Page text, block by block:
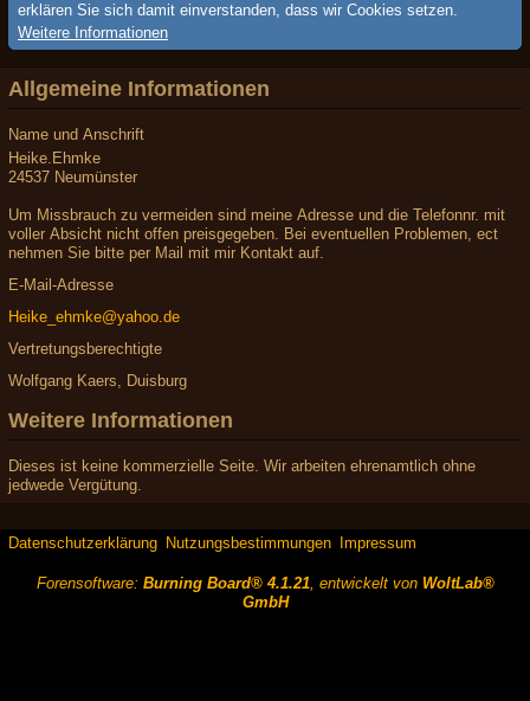
erklären Sie sich damit einverstanden, dass wir Cookies setzen.
Weitere Informationen
Allgemeine Informationen
Name und Anschrift
Heike.Ehmke
24537 Neumünster
Um Missbrauch zu vermeiden sind meine Adresse und die Telefonnr. mit
voller Absicht nicht offen preisgegeben. Bei eventuellen Problemen, ect
nehmen Sie bitte per Mail mit mir Kontakt auf.
E-Mail-Adresse
Heike_ehmke@yahoo.de
Vertretungsberechtigte
Wolfgang Kaers, Duisburg
Weitere Informationen
Dieses ist keine kommerzielle Seite. Wir arbeiten ehrenamtlich ohne
jedwede Vergütung.
Datenschutzerklärung Nutzungsbestimmungen Impressum
Forensoftware: Burning Board® 4.1.21, entwickelt von WoltLab®
GmbH